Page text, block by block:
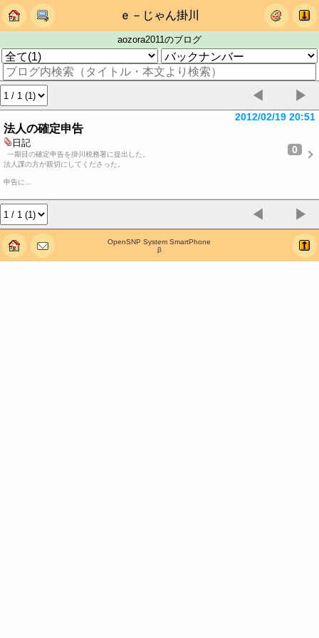
ｅ－じゃん掛川
aozora2011のブログ
◀ ▶
法人の確定申告
2012/02/19 20:51
日記
0
一期目の確定申告を掛川税務署に提出した。
法人課の方が親切にしてくださった。
申告に…
◀ ▶
OpenSNP System SmartPhone
β